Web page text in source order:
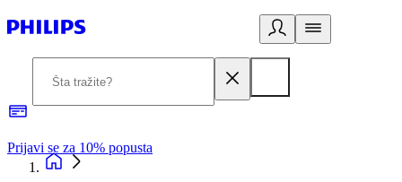
Prijavi se za 10% popusta